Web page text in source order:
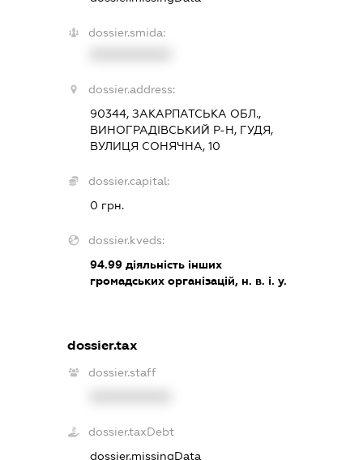
dossier.smida:
dossier.address:
90344, ЗАКАРПАТСЬКА ОБЛ.,
ВИНОГРАДІВСЬКИЙ Р-Н, ГУДЯ,
ВУЛИЦЯ СОНЯЧНА, 10
dossier.capital:
0 грн.
dossier.kveds:
94.99діяльність інших
громадських організацій, н. в. і. у.
dossier.tax
dossier.staff
dossier.taxDebt
dossier.missingData